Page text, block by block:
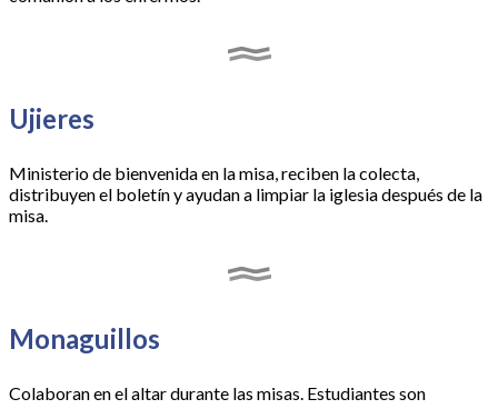
Ujieres
Ministerio de bienvenida en la misa, reciben la colecta,
distribuyen el boletín y ayudan a limpiar la iglesia después de la
misa.
Monaguillos
Colaboran en el altar durante las misas. Estudiantes son